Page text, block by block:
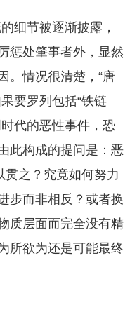
细节被逐渐披露，
惩处肇事者外，显然
。情况很清楚，“唐
要罗列包括“铁链
代的恶性事件，恐
此构成的提问是：恶
贯之？究竟如何努力
步而非相反？或者换
质层面而完全没有精
所欲为还是可能最终